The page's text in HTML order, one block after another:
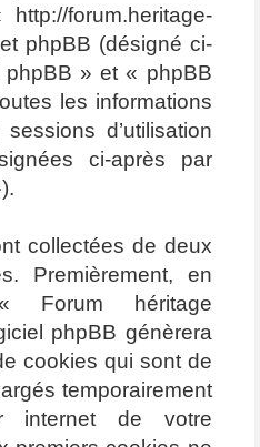
forum.heritage-
phpBB (désigné ci-
» et « phpBB
les informations
d’utilisation
ci-après par
collectées de deux
Premièrement, en
Forum héritage
phpBB génèrera
cookies qui sont de
temporairement
internet de votre